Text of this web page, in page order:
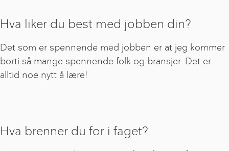
Hva liker du best med jobben din?
Det som er spennende med jobben er at jeg kommer
borti så mange spennende folk og bransjer. Det er
alltid noe nytt å lære!
Hva brenner du for i faget?